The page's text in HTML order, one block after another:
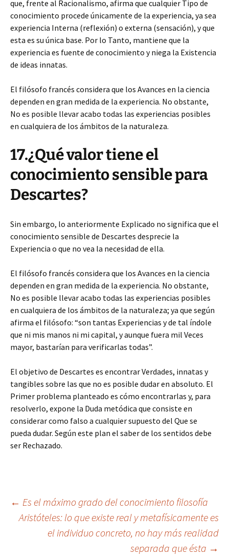
que, frente al Racionalismo, afirma que cualquier Tipo de
conocimiento procede únicamente de la experiencia, ya sea
experiencia Interna (reflexión) o externa (sensación), y que
esta es su única base. Por lo Tanto, mantiene que la
experiencia es fuente de conocimiento y niega la Existencia
de ideas innatas.
El filósofo francés considera que los Avances en la ciencia
dependen en gran medida de la experiencia. No obstante,
No es posible llevar acabo todas las experiencias posibles
en cualquiera de los ámbitos de la naturaleza.
17.¿Qué valor tiene el
conocimiento sensible para
Descartes?
Sin embargo, lo anteriormente Explicado no significa que el
conocimiento sensible de Descartes desprecie la
Experiencia o que no vea la necesidad de ella.
El filósofo francés considera que los Avances en la ciencia
dependen en gran medida de la experiencia. No obstante,
No es posible llevar acabo todas las experiencias posibles
en cualquiera de los ámbitos de la naturaleza; ya que según
afirma el filósofo: “son tantas Experiencias y de tal índole
que ni mis manos ni mi capital, y aunque fuera mil Veces
mayor, bastarían para verificarlas todas”.
El objetivo de Descartes es encontrar Verdades, innatas y
tangibles sobre las que no es posible dudar en absoluto. El
Primer problema planteado es cómo encontrarlas y, para
resolverlo, expone la Duda metódica que consiste en
considerar como falso a cualquier supuesto del Que se
pueda dudar. Según este plan el saber de los sentidos debe
ser Rechazado.
Navegación
← Es el máximo grado del conocimiento filosofía
Aristóteles: lo que existe real y metafísicamente es
el individuo concreto, no hay más realidad
separada que ésta →